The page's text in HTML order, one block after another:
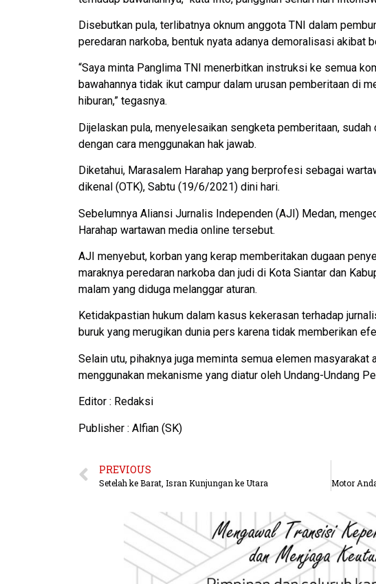
Disebutkan pula, terlibatnya oknum anggota TNI dalam
peredaran narkoba, bentuk nyata adanya demoralisasi akibat
“Saya minta Panglima TNI menerbitkan instruksi ke semua
bawahannya tidak ikut campur dalam urusan pemberitaan di
hiburan,” tegasnya.
Dijelaskan pula, menyelesaikan sengketa pemberitaan,
dengan cara menggunakan hak jawab.
Diketahui, Marasalem Harahap yang berprofesi sebagai
dikenal (OTK), Sabtu (19/6/2021) dini hari.
Sebelumnya Aliansi Jurnalis Independen (AJI) Medan,
Harahap wartawan media online tersebut.
AJI menyebut, korban yang kerap memberitakan dugaan
maraknya peredaran narkoba dan judi di Kota Siantar dan
malam yang diduga melanggar aturan.
Ketidakpastian hukum dalam kasus kekerasan terhadap
buruk yang merugikan dunia pers karena tidak memberikan
Selain utu, pihaknya juga meminta semua elemen
menggunakan mekanisme yang diatur oleh Undang-Undang
Editor : Redaksi
Publisher : Alfian (SK)
PREVIOUS
Setelah ke Barat, Isran Kunjungan ke Utara